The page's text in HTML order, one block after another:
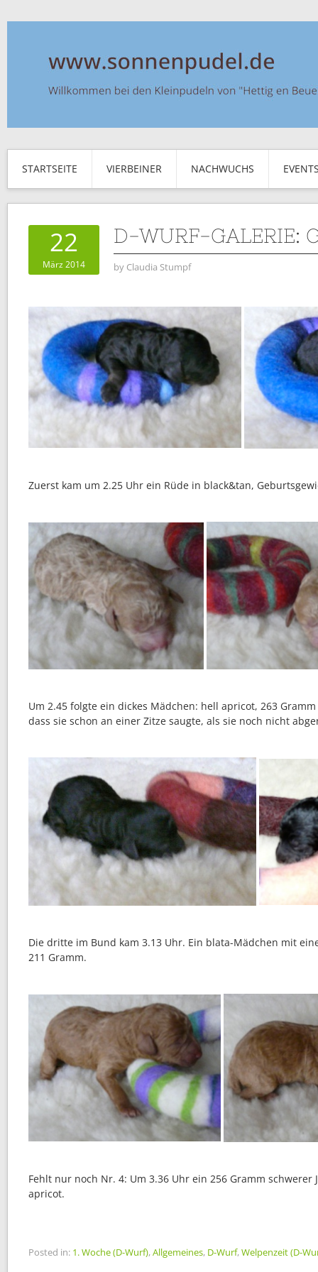
STARTSEITE VIERBEINER NACHWUCHS
22
März 2014
D-WURF-GALERIE:
by Claudia Stumpf
Zuerst kam um 2.25 Uhr ein Rüde in black&tan,
Um 2.45 folgte ein dickes Mädchen: hell apricot, 263
dass sie schon an einer Zitze saugte, als sie noch nicht
Die dritte im Bund kam 3.13 Uhr. Ein blata-Mädchen mit
211 Gramm.
Fehlt nur noch Nr. 4: Um 3.36 Uhr ein 256 Gramm schwerer
apricot.
Posted in: 1. Woche (D-Wurf),Allgemeines, D-Wurf,Welpenzeit (D-